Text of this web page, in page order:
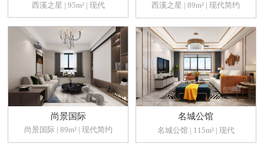
西溪之星 | 95m² | 现代 西溪之星 | 89m² | 现代简约
尚景国际
尚景国际 | 89m² | 现代简约
名城公馆
名城公馆 | 115m² | 现代